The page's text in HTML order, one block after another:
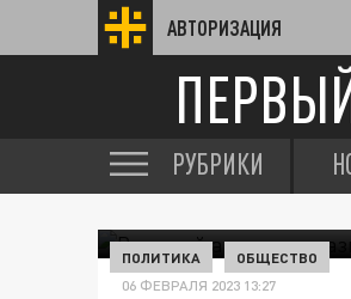
АВТОРИЗАЦИЯ
РУБРИКИ
ПОЛИТИКА ОБЩЕСТВО
06 ФЕВРАЛЯ 2023 13:27